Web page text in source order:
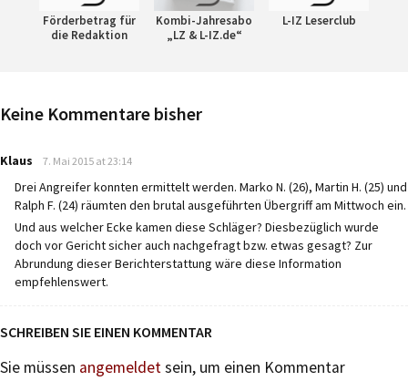
Förderbetrag für
die Redaktion
Kombi-Jahresabo
„LZ & L-IZ.de“
L-IZ Leserclub
Keine Kommentare bisher
Klaus says:
7. Mai 2015 at 23:14
Drei Angreifer konnten ermittelt werden. Marko N. (26), Martin H. (25) und
Ralph F. (24) räumten den brutal ausgeführten Übergriff am Mittwoch ein.
Und aus welcher Ecke kamen diese Schläger? Diesbezüglich wurde
doch vor Gericht sicher auch nachgefragt bzw. etwas gesagt? Zur
Abrundung dieser Berichterstattung wäre diese Information
empfehlenswert.
SCHREIBEN SIE EINEN KOMMENTAR
Sie müssen angemeldetsein, um einen Kommentar